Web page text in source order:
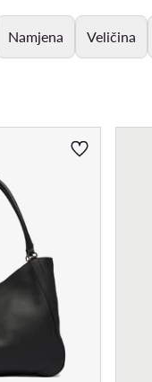
Namjena Veličina